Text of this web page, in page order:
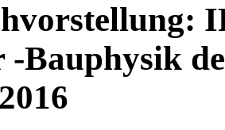
-Bauphysik